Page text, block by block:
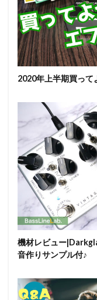
2020年上半期買って
機材レビュー
音作りサンプル付♪